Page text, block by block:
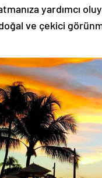
yardımcı
ve çekici